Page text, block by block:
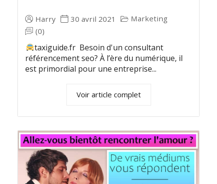
Harry 30 avril 2021
Marketing
(0)
taxiguide.fr Besoin d'un consultant
référencement seo? À l’ère du numérique, il
est primordial pour une entreprise...
Voir article complet